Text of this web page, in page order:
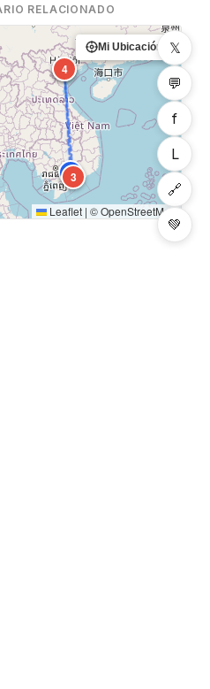
RELACIONADO
1
23
4
Mi Ubicación
Leaflet | ©OpenStreetMap
𝕏
💬
f
L
🔗
💚